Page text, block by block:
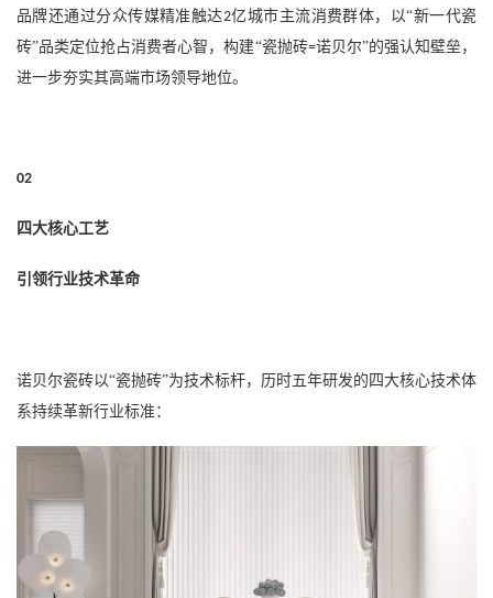
品牌还通过分众传媒精准触达2亿城市主流消费群体，以“新一代瓷
砖”品类定位抢占消费者心智，构建“瓷抛砖=诺贝尔”的强认知壁垒，
进一步夯实其高端市场领导地位。
02
四大核心工艺
引领行业技术革命
诺贝尔瓷砖以“瓷抛砖”为技术标杆，历时五年研发的四大核心技术体
系持续革新行业标准：